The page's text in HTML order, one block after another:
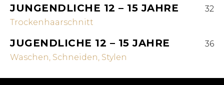
JUNGENDLICHE 12 – 15 JAHRE
32
Trockenhaarschnitt
JUGENDLICHE 12 – 15 JAHRE
36
Waschen, Schneiden, Stylen